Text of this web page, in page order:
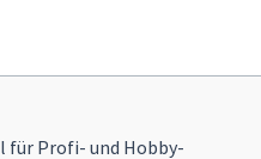
für Profi- und Hobby-